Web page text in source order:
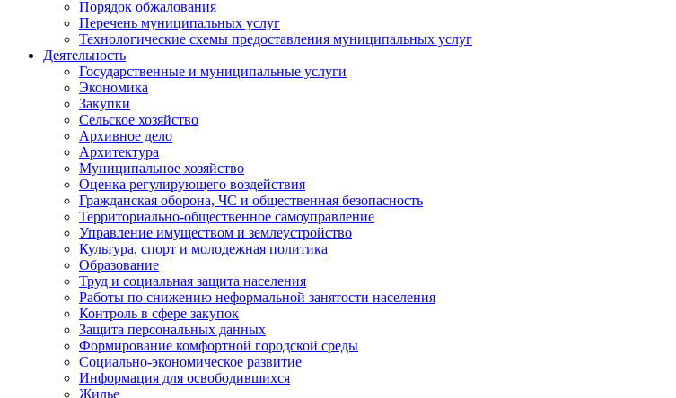
Порядок обжалования
Перечень муниципальных услуг
Технологические схемы предоставления муниципальных услуг
Деятельность
Государственные и муниципальные услуги
Экономика
Закупки
Сельское хозяйство
Архивное дело
Архитектура
Муниципальное хозяйство
Оценка регулирующего воздействия
Гражданская оборона, ЧС и общественная безопасность
Территориально-общественное самоуправление
Управление имуществом и землеустройство
Культура, спорт и молодежная политика
Образование
Труд и социальная защита населения
Работы по снижению неформальной занятости населения
Контроль в сфере закупок
Защита персональных данных
Формирование комфортной городской среды
Социально-экономическое развитие
Информация для освободившихся
Жилье